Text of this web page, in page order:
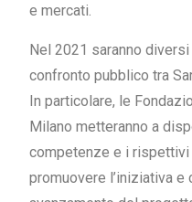
e mercati.
Nel 2021 saranno
confronto pubblico tra
In particolare, le
Milano metteranno a
competenze e i
promuovere l’iniziativa